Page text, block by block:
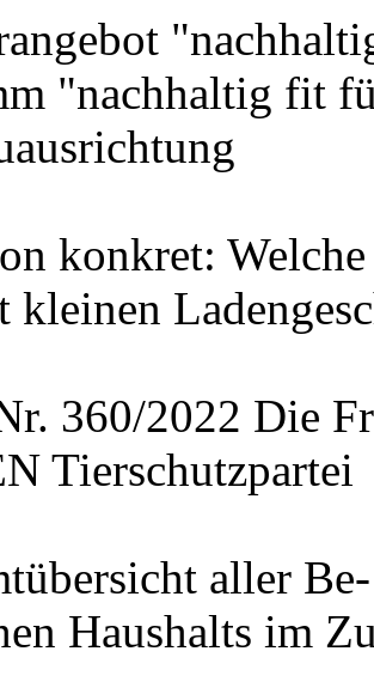
"nachhaltig fit
konkret:
kleinen
360/2022 Die
Tierschutzpartei
aller
Haushalts im